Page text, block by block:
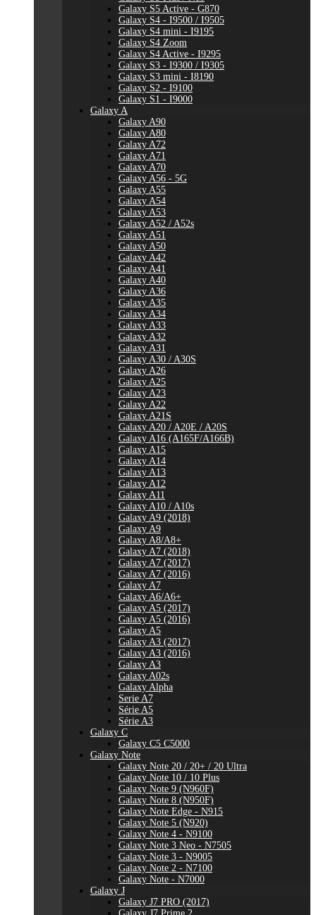
Galaxy S5 Active - G870
Galaxy S4 - I9500 / I9505
Galaxy S4 mini - I9195
Galaxy S4 Zoom
Galaxy S4 Active - I9295
Galaxy S3 - I9300 / I9305
Galaxy S3 mini - I8190
Galaxy S2 - I9100
Galaxy S1 - I9000
Galaxy A
Galaxy A90
Galaxy A80
Galaxy A72
Galaxy A71
Galaxy A70
Galaxy A56 - 5G
Galaxy A55
Galaxy A54
Galaxy A53
Galaxy A52 / A52s
Galaxy A51
Galaxy A50
Galaxy A42
Galaxy A41
Galaxy A40
Galaxy A36
Galaxy A35
Galaxy A34
Galaxy A33
Galaxy A32
Galaxy A31
Galaxy A30 / A30S
Galaxy A26
Galaxy A25
Galaxy A23
Galaxy A22
Galaxy A21S
Galaxy A20 / A20E / A20S
Galaxy A16 (A165F/A166B)
Galaxy A15
Galaxy A14
Galaxy A13
Galaxy A12
Galaxy A11
Galaxy A10 / A10s
Galaxy A9 (2018)
Galaxy A9
Galaxy A8/A8+
Galaxy A7 (2018)
Galaxy A7 (2017)
Galaxy A7 (2016)
Galaxy A7
Galaxy A6/A6+
Galaxy A5 (2017)
Galaxy A5 (2016)
Galaxy A5
Galaxy A3 (2017)
Galaxy A3 (2016)
Galaxy A3
Galaxy A02s
Galaxy Alpha
Serie A7
Série A5
Série A3
Galaxy C
Galaxy C5 C5000
Galaxy Note
Galaxy Note 20 / 20+ / 20 Ultra
Galaxy Note 10 / 10 Plus
Galaxy Note 9 (N960F)
Galaxy Note 8 (N950F)
Galaxy Note Edge - N915
Galaxy Note 5 (N920)
Galaxy Note 4 - N9100
Galaxy Note 3 Neo - N7505
Galaxy Note 3 - N9005
Galaxy Note 2 - N7100
Galaxy Note - N7000
Galaxy J
Galaxy J7 PRO (2017)